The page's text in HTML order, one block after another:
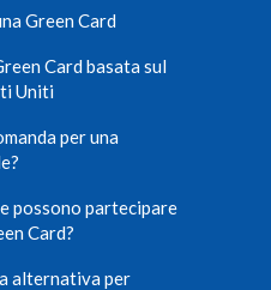
Green Card
Card basata sul
Uniti
per una
possono partecipare
Card?
alternativa per